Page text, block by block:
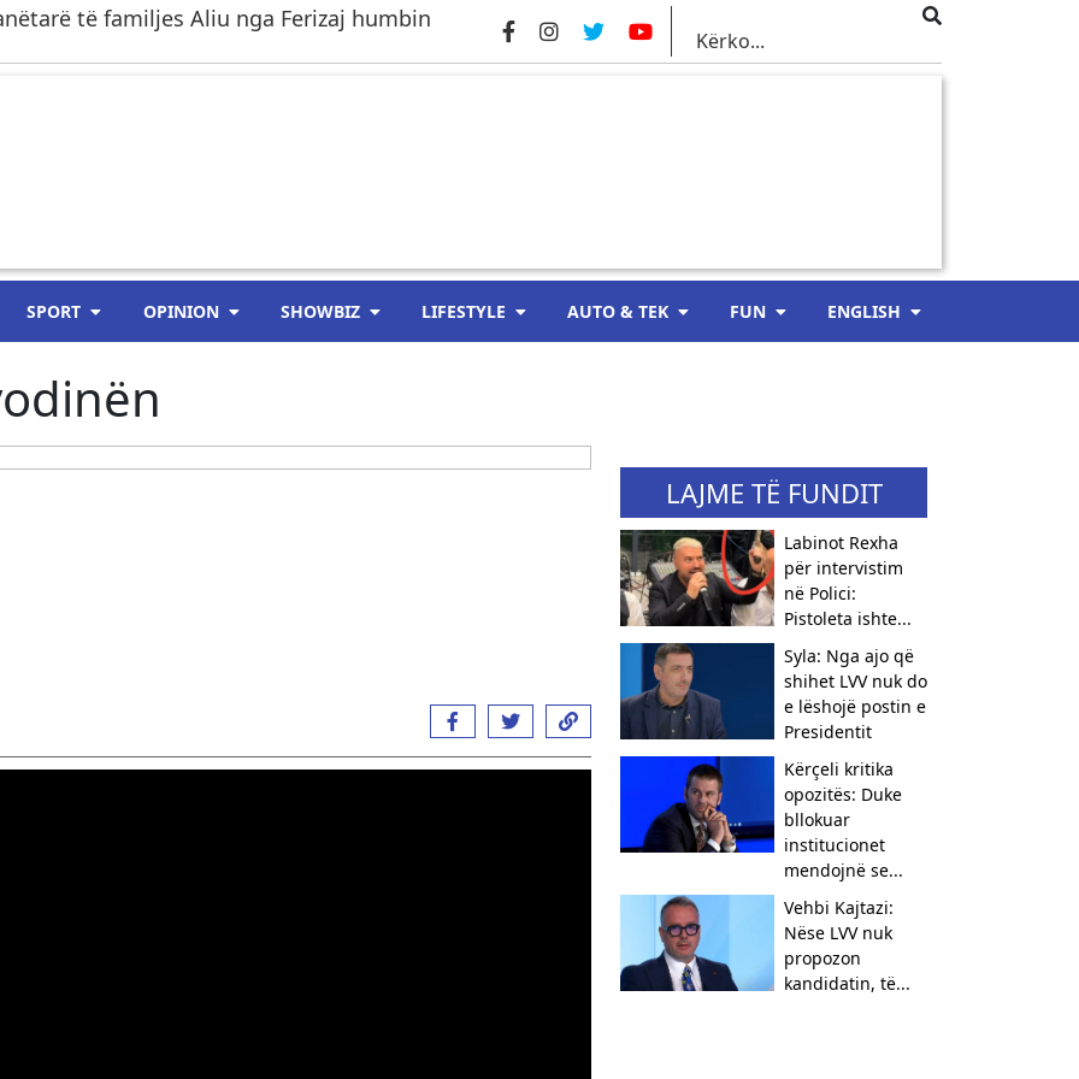
të familjes Aliu nga Ferizaj humbin
SPORT OPINION SHOWBIZ LIFESTYLE AUTO & TEK FUN ENGLISH
LAJME TË FUNDIT
Labinot Rexha
për intervistim
në Polici:
Pistoleta ishte...
Syla: Nga ajo që
shihet LVV nuk do
e lëshojë postin e
Presidentit
Kërçeli kritika
opozitës: Duke
bllokuar
institucionet
mendojnë se...
Vehbi Kajtazi:
Nëse LVV nuk
propozon
kandidatin, të...